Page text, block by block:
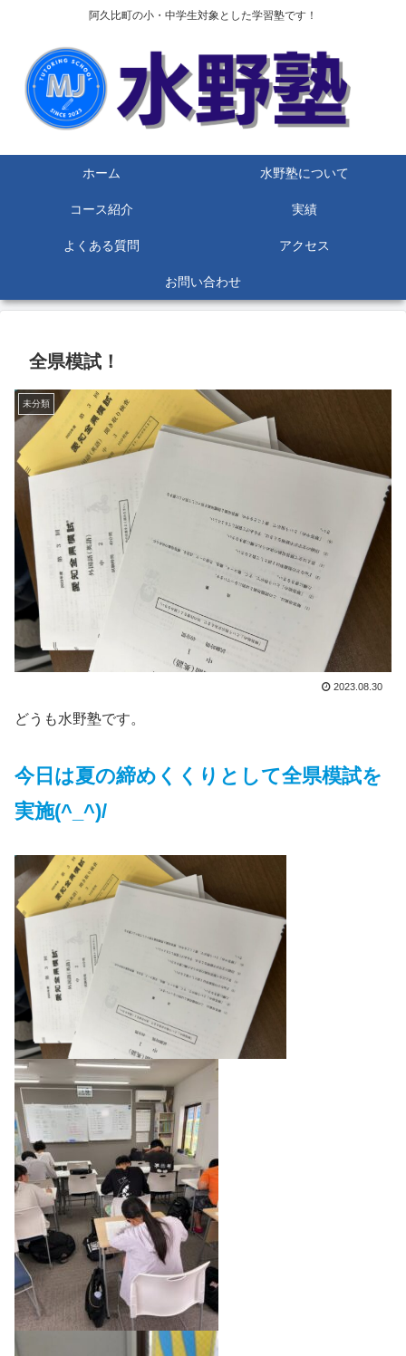
阿久比町の小・中学生対象とした学習塾です！
ホーム 水野塾について
コース紹介 実績
よくある質問 アクセス
お問い合わせ
全県模試！
未分類
2023.08.30
どうも水野塾です。
今日は夏の締めくくりとして全県模試を
実施(^_^)/